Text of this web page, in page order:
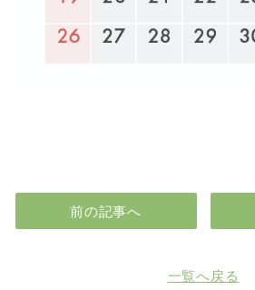
前の記事へ
一覧へ戻る